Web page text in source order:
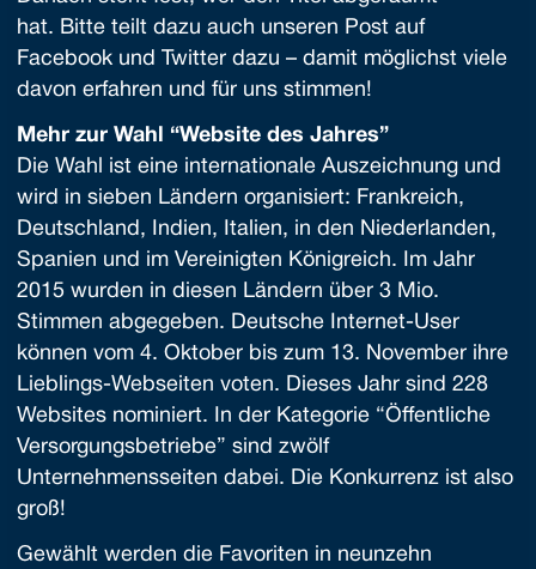
hat. Bitte teilt dazu auch unseren Post auf
Facebook und Twitter dazu – damit möglichst viele
davon erfahren und für uns stimmen!
Mehr zur Wahl “Website des Jahres”
Die Wahl ist eine internationale Auszeichnung und
wird in sieben Ländern organisiert: Frankreich,
Deutschland, Indien, Italien, in den Niederlanden,
Spanien und im Vereinigten Königreich. Im Jahr
2015 wurden in diesen Ländern über 3 Mio.
Stimmen abgegeben. Deutsche Internet-User
können vom 4. Oktober bis zum 13. November ihre
Lieblings-Webseiten voten. Dieses Jahr sind 228
Websites nominiert. In der Kategorie “Öffentliche
Versorgungsbetriebe” sind zwölf
Unternehmensseiten dabei. Die Konkurrenz ist also
groß!
Gewählt werden die Favoriten in neunzehn